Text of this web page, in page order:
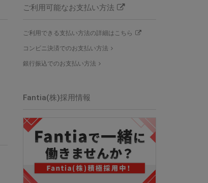
ご利用可能なお支払い方法
ご利用できる支払い方法の詳細はこちら
コンビニ決済でのお支払い方法
銀行振込でのお支払い方法
Fantia(株)採用情報